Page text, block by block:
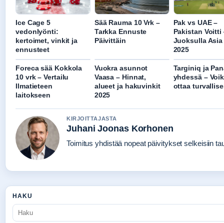
Ice Cage 5
vedonlyönti:
kertoimet, vinkit ja
ennusteet
Sää Rauma 10 Vrk –
Tarkka Ennuste
Päivittäin
Pak vs UAE –
Pakistan Voitti
Juoksulla Asia
2025
Foreca sää Kokkola
10 vrk – Vertailu
Ilmatieteen
laitokseen
Vuokra asunnot
Vaasa – Hinnat,
alueet ja hakuvinkit
2025
Targiniq ja
yhdessä –
ottaa
KIRJOITTAJASTA
Juhani Joonas Korhonen
Toimitus yhdistää nopeat päivitykset selkeisiin
HAKU